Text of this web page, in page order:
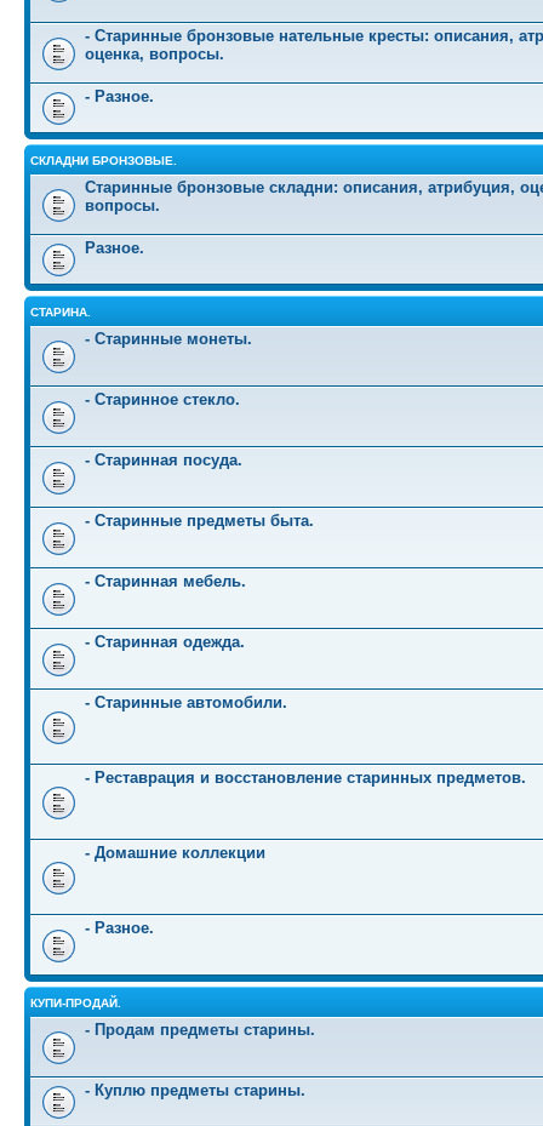
- Старинные бронзовые нательные кресты: описания,
оценка, вопросы.
- Разное.
СКЛАДНИ БРОНЗОВЫЕ.
Старинные бронзовые складни: описания, атрибуция,
вопросы.
Разное.
СТАРИНА.
- Старинные монеты.
- Старинное стекло.
- Старинная посуда.
- Старинные предметы быта.
- Старинная мебель.
- Старинная одежда.
- Старинные автомобили.
- Реставрация и восстановление старинных предметов.
- Домашние коллекции
- Разное.
КУПИ-ПРОДАЙ.
- Продам предметы старины.
- Куплю предметы старины.